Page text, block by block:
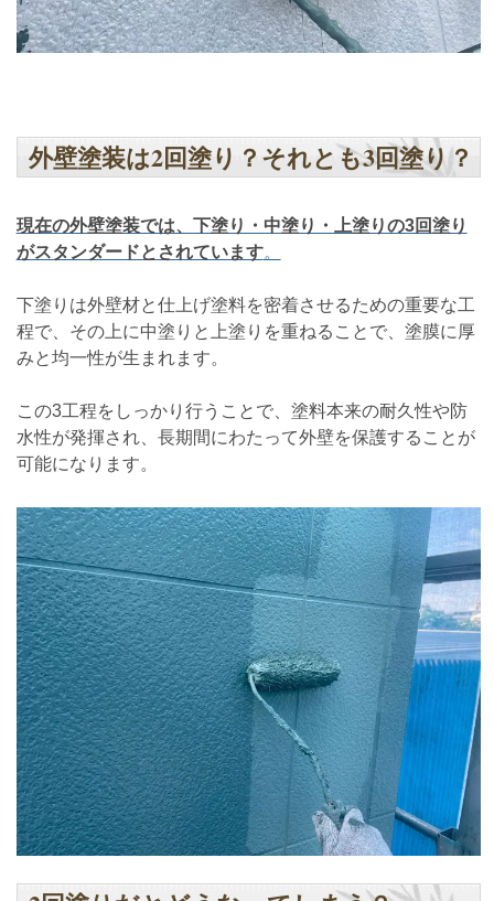
外壁塗装は2回塗り？それとも3回塗り？
現在の外壁塗装では、下塗り・中塗り・上塗りの3回塗り
がスタンダードとされています。
下塗りは外壁材と仕上げ塗料を密着させるための重要な工
程で、その上に中塗りと上塗りを重ねることで、塗膜に厚
みと均一性が生まれます。
この3工程をしっかり行うことで、塗料本来の耐久性や防
水性が発揮され、長期間にわたって外壁を保護することが
可能になります。